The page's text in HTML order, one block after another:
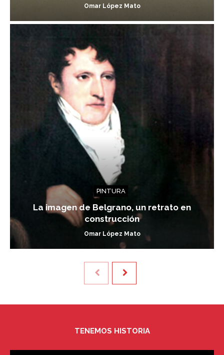
Omar López Mato
PINTURA
La imagen de Belgrano, un retrato en
construcción
Omar López Mato
TENEMOS HISTORIA